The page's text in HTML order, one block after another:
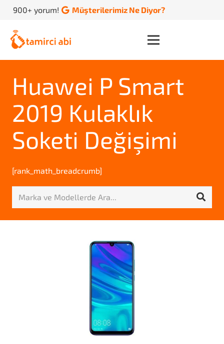
900+ yorum! Müşterilerimiz Ne Diyor?
Huawei P Smart
2019 Kulaklık
Soketi Değişimi
[rank_math_breadcrumb]